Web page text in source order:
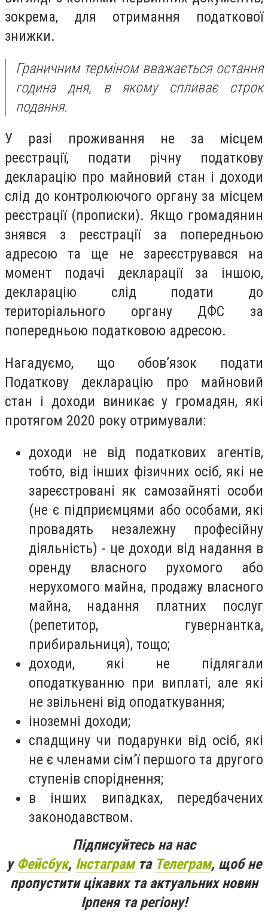
зокрема, для отримання податкової
знижки.
Граничним терміном вважається остання
година дня, в якому спливає строк
подання.
У разі проживання не за місцем
реєстрації, подати річну податкову
декларацію про майновий стан і доходи
слід до контролюючого органу за місцем
реєстрації (прописки). Якщо громадянин
знявся з реєстрації за попередньою
адресою та ще не зареєструвався на
момент подачі декларації за іншою,
декларацію слід подати до
територіального органу ДФС за
попередньою податковою адресою.
Нагадуємо, що обов’язок подати
Податкову декларацію про майновий
стан і доходи виникає у громадян, які
протягом 2020 року отримували:
доходи не від податкових агентів,
тобто, від інших фізичних осіб, які не
зареєстровані як самозайняті особи
(не є підприємцями або особами, які
провадять незалежну професійну
діяльність) - це доходи від надання в
оренду власного рухомого або
нерухомого майна, продажу власного
майна, надання платних послуг
(репетитор, гувернантка,
прибиральниця), тощо;
доходи, які не підлягали
оподаткуванню при виплаті, але які
не звільнені від оподаткування;
іноземні доходи;
спадщину чи подарунки від осіб, які
не є членами сім’ї першого та другого
ступенів споріднення;
в інших випадках, передбачених
законодавством.
Підписуйтесь на нас
уФейсбук, Інстаграмта Телеграм, щоб не
пропустити цікавих та актуальних новин
Ірпеня та регіону!